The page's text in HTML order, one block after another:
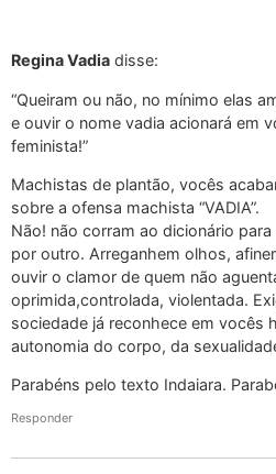
Regina Vadia disse:
“Queiram ou não, no mínimo elas
e ouvir o nome vadia acionará em
feminista!”
Machistas de plantão, vocês
sobre a ofensa machista “VADIA”.
Não! não corram ao dicionário
por outro. Arreganhem olhos,
ouvir o clamor de quem não
oprimida,controlada, violentada.
sociedade já reconhece em vocês
autonomia do corpo, da
Parabéns pelo texto Indaiara.
Responder